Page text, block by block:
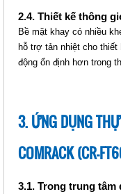
KHAY
2.4. Thiết kế thông
Bề mặt khay có nhiều
hỗ trợ tản nhiệt cho thiết
động ổn định hơn trong
3. ỨNG DỤNG
COMRACK (CR-
3.1. Trong trung tâm